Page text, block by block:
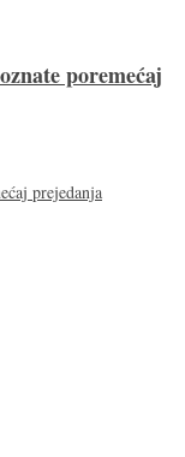
poremećaj
prejedanja